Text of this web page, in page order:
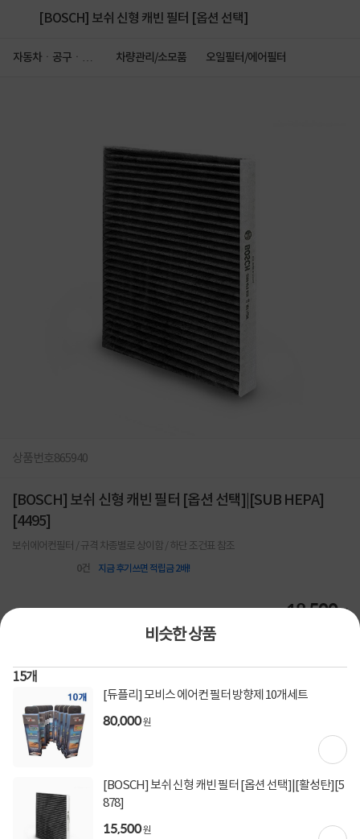
[BOSCH] 보쉬 신형 캐빈 필터 [옵션 선택]
자동차ㆍ공구ㆍ안
차량관리/소모품 오일필터/에어필터
비슷한 상품
15개
[듀플리] 모비스 에어컨 필터 방향제 10개세트
80,000원
[BOSCH] 보쉬 신형 캐빈 필터 [옵션 선택]|[활성탄][5
878]
15,500원
상품번호865940
[BOSCH] 보쉬 신형 캐빈 필터 [옵션 선택]|[SUB HEPA]
[4495]
보쉬에어컨필터 / 규격 차종별로 상이함 / 하단 조건표 참조
0건 지금 후기쓰면 적립금 2배!
18,500원
할인혜택
[토스페이 X 계좌이체] 50,000원 즉시할인
[토스페이 X 계좌이체] 20,000원 즉시할인
[토스페이 X 농협카드] 5% 즉시할인 (800,000원 이
[토스페이 X 현대카드] 5% 즉시할인 (800,000원 이
무이자 할부혜택
결제혜택 5만원5%